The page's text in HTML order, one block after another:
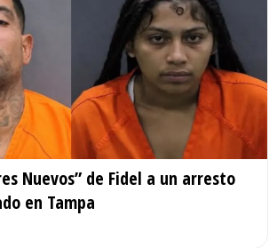
Nuevos” de Fidel a un arresto
en Tampa